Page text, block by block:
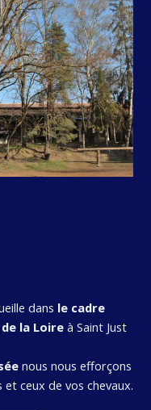
dans le cadre
la Loireà Saint Just
nous nous efforçons
ceux de vos chevaux.